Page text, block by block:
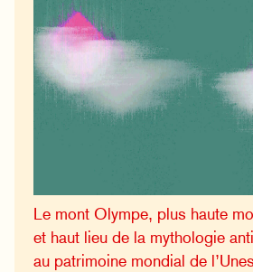
Le mont Olympe, plus haute
et haut lieu de la mythologie
au patrimoine mondial de